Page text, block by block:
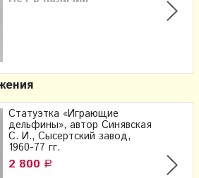
Статуэтка «Играющие
дельфины», ​автор Синявская
С. И., Сысертский завод,
1960-77 гг.
2 800 Р